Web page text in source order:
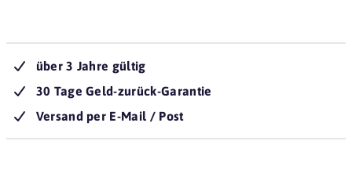
über 3 Jahre gültig
30 Tage Geld-zurück-Garantie
Versand per E-Mail / Post